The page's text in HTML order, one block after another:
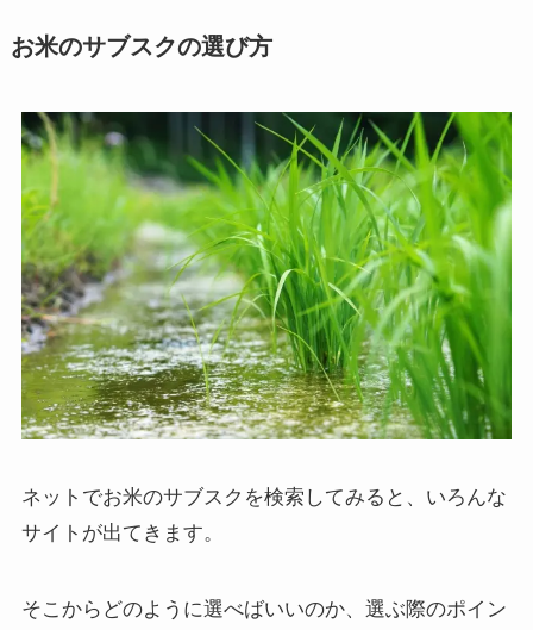
お米のサブスクの選び方
ネットでお米のサブスクを検索してみると、いろんな
サイトが出てきます。
そこからどのように選べばいいのか、選ぶ際のポイン